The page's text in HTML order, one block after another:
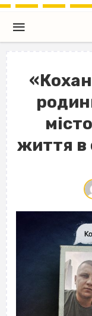
життя в